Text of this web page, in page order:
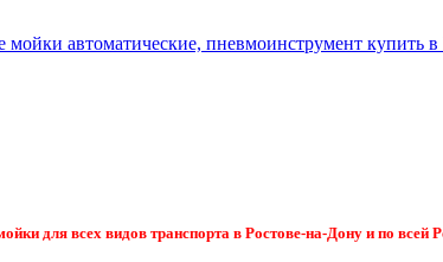
для всех видов транспорта в Ростове-на-Дону и по всей